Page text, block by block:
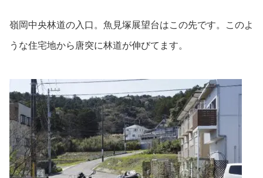
嶺岡中央林道の入口。魚見塚展望台はこの先です。このよ
うな住宅地から唐突に林道が伸びてます。